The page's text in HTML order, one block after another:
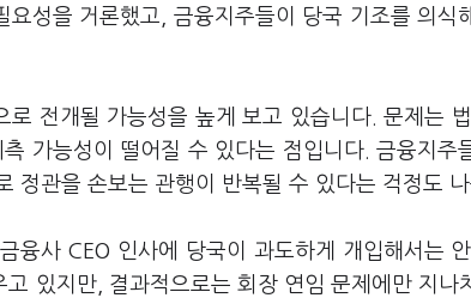
성을 거론했고, 금융지주들이 당국 기조를 의식
전개될 가능성을 높게 보고 있습니다. 문제는
가능성이 떨어질 수 있다는 점입니다. 금융지주
정관을 손보는 관행이 반복될 수 있다는 걱정도 나
융사 CEO 인사에 당국이 과도하게 개입해서는
있지만, 결과적으로는 회장 연임 문제에만 지나